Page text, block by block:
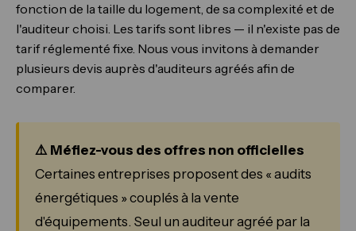
fonction de la taille du logement, de sa complexité et de
l'auditeur choisi. Les tarifs sont libres — il n'existe pas de
tarif réglementé fixe. Nous vous invitons à demander
plusieurs devis auprès d'auditeurs agréés afin de
comparer.
⚠️ Méfiez-vous des offres non officielles
Certaines entreprises proposent des « audits
énergétiques » couplés à la vente
d'équipements. Seul un auditeur agréé par la